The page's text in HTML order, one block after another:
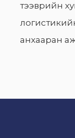
тээврийн
анхааран